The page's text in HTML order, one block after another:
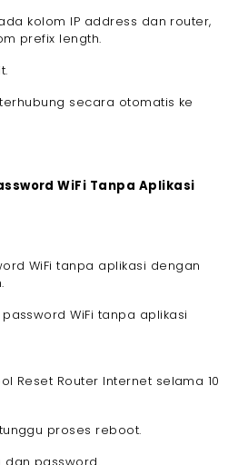
kolom IP address dan router,
prefix length.
secara otomatis ke
WiFi Tanpa Aplikasi
WiFi tanpa aplikasi dengan
WiFi tanpa aplikasi
Reset Router Internet selama 10
proses reboot.